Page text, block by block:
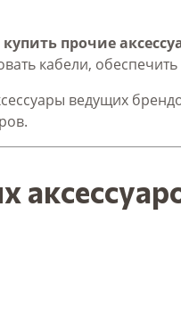
купить прочие
кабели,
ведущих